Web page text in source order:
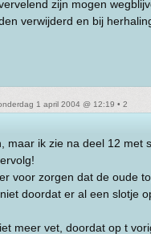
zijn mogen
verwijderd en bij
1 april 2004 @ 12:19 • 2
maar ik zie na deel 12 met
voor zorgen dat de oude
doordat er al een slotje
meer vet, doordat op t